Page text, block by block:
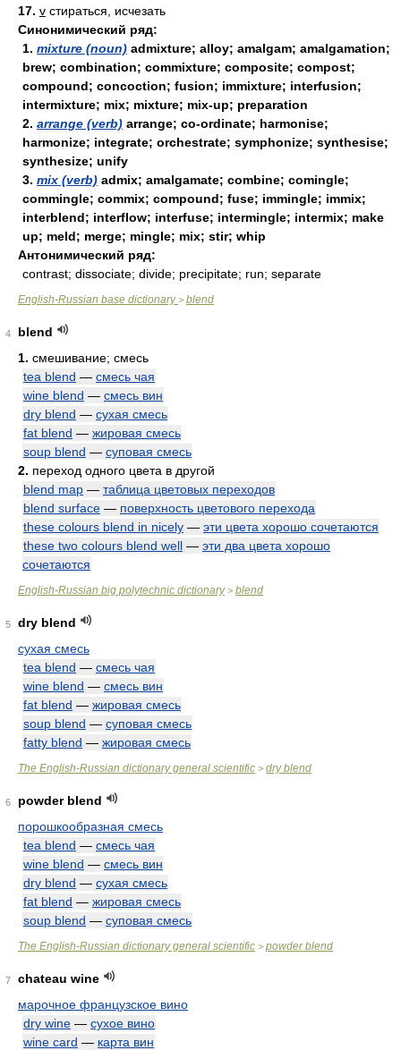
17. v стираться, исчезать
Синонимический ряд:
1. mixture (noun) admixture; alloy; amalgam; amalgamation;
brew; combination; commixture; composite; compost;
compound; concoction; fusion; immixture; interfusion;
intermixture; mix; mixture; mix-up; preparation
2. arrange (verb) arrange; co-ordinate; harmonise;
harmonize; integrate; orchestrate; symphonize; synthesise;
synthesize; unify
3. mix (verb) admix; amalgamate; combine; comingle;
commingle; commix; compound; fuse; immingle; immix;
interblend; interflow; interfuse; intermingle; intermix; make
up; meld; merge; mingle; mix; stir; whip
Антонимический ряд:
contrast; dissociate; divide; precipitate; run; separate
English-Russian base dictionary> blend
4
blend
1. смешивание; смесь
tea blend — смесь чая
wine blend — смесь вин
dry blend — сухая смесь
fat blend — жировая смесь
soup blend — суповая смесь
2. переход одного цвета в другой
blend map — таблица цветовых переходов
blend surface — поверхность цветового перехода
these colours blend in nicely — эти цвета хорошо сочетаются
these two colours blend well — эти два цвета хорошо
сочетаются
English-Russian big polytechnic dictionary> blend
5
dry blend
сухая смесь
tea blend — смесь чая
wine blend — смесь вин
fat blend — жировая смесь
soup blend — суповая смесь
fatty blend — жировая смесь
The English-Russian dictionary general scientific > dry blend
6
powder blend
порошкообразная смесь
tea blend — смесь чая
wine blend — смесь вин
dry blend — сухая смесь
fat blend — жировая смесь
soup blend — суповая смесь
The English-Russian dictionary general scientific > powder blend
7
chateau wine
марочное французское вино
dry wine — сухое вино
wine card — карта вин